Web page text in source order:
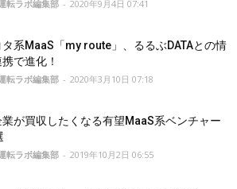
転ラボ編集部 - 2020年9月4日 07:41
タ系MaaS「my route」、るるぶDATAとの情
で進化！
転ラボ編集部 - 2020年3月10日 07:18
業が買収したくなる有望MaaS系ベンチャー
転ラボ編集部 - 2019年10月2日 06:55